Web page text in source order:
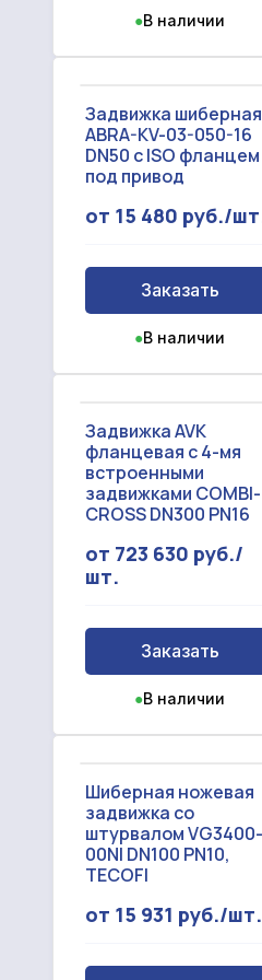
●В наличии
Задвижка шиберная
ABRA-KV-03-050-16
DN50 c ISO фланцем
под привод
от 15 480 руб./
Заказать
●В наличии
Задвижка AVK
фланцевая с 4-мя
встроенными
задвижками COMBI-
CROSS DN300 PN16
от 723 630 руб./
шт.
Заказать
●В наличии
Шиберная ножевая
задвижка со
штурвалом VG3400-
00NI DN100 PN10,
TECOFI
от 15 931 руб./шт.